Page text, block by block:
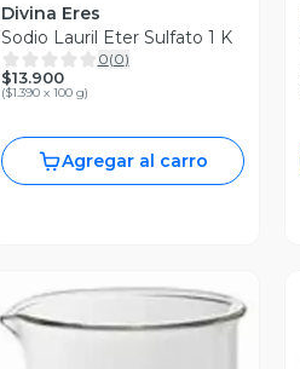
Divina Eres
Sodio Lauril Eter Sulfato 1 K
0(0)
$13.900
($1.390 x 100 g)
Agregar al carro